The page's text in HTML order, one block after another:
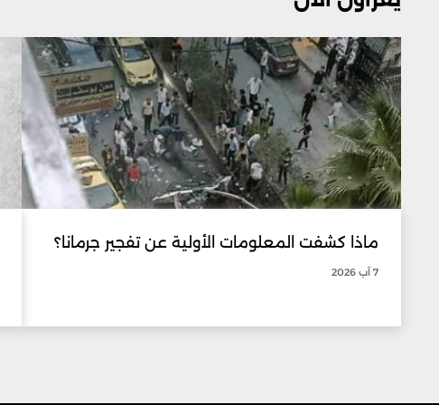
ماذا كشفت المعلومات الأولية عن تفجير جرمانا؟
7 آب 2026